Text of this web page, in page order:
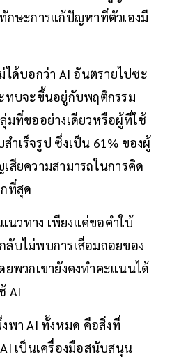
กษะการแก้ปัญหาที่ตัวเองมี
ได้บอกว่า AI อันตรายไปซะ
ทบจะขึ้นอยู่กับพฤติกรรม
มที่ขออย่างเดียวหรือผู้ที่ใช้
ำเร็จรูป ซึ่งเป็น 61% ของผู้
สียความสามารถในการคิด
ที่สุด
วทาง เพียงแค่ขอคำใบ้
ลับไม่พบการเสื่อมถอยของ
ยพวกเขายังคงทำคะแนนได้
AI
พา AI ทั้งหมด คือสิ่งที่
เป็นเครื่องมือสนับสนุน